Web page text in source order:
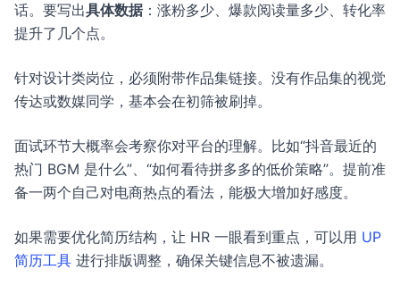
话。要写出具体数据：涨粉多少、爆款阅读量多少、转化率
提升了几个点。
针对设计类岗位，必须附带作品集链接。没有作品集的视觉
传达或数媒同学，基本会在初筛被刷掉。
面试环节大概率会考察你对平台的理解。比如“抖音最近的
热门 BGM 是什么”、“如何看待拼多多的低价策略”。提前准
备一两个自己对电商热点的看法，能极大增加好感度。
如果需要优化简历结构，让 HR 一眼看到重点，可以用 UP
简历工具 进行排版调整，确保关键信息不被遗漏。